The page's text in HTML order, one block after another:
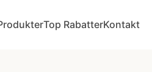
Top RabatterKontakt